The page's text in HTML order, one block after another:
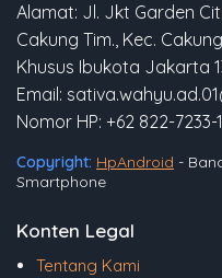
Alamat: Jl. Jkt Garden
Cakung Tim., Kec.
Khusus Ibukota Jakarta
Email:
Nomor HP: +62 822-7233-
Copyright: HpAndroid -
Smartphone
Konten Legal
Tentang Kami